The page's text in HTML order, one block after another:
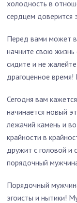
холодность в
сердцем доверится
Перед вами может
начните свою жизнь
сидите и не
драгоценное
Сегодня вам
начинается новый
лежачий камень и
крайности в
дружит с головой и
порядочный
Порядочный
эгоисты и нытики!